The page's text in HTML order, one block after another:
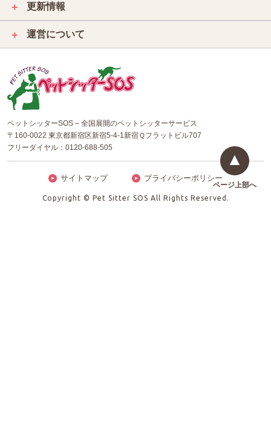
＋ 更新情報
＋ 運営について
ペットシッターSOS – 全国展開のペットシッターサービス
〒160-0022 東京都新宿区新宿5-4-1新宿Ｑフラットビル707
フリーダイヤル： 0120-688-505
サイトマップ プライバシーポリシー
Copyright © Pet Sitter SOS All Rights Reserved.
ページ上部へ